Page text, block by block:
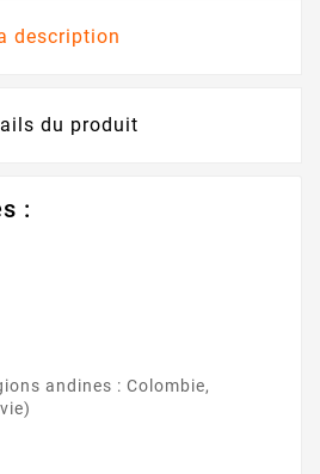
description
du produit
:
andines : Colombie,